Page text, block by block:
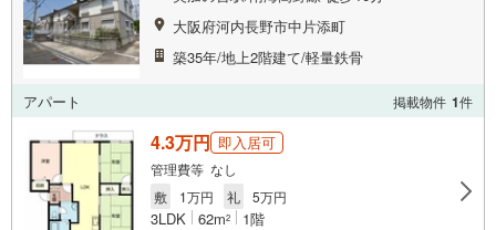
大阪府河内長野市中片添町
築35年/地上2階建て/軽量鉄骨
アパート 掲載物件 1件
4.3万円 即入居可
管理費等 なし
敷
1万円 礼 5万円
3LDK 62m2 1階